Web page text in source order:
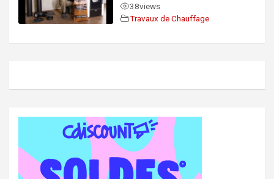
38views
Travaux de Chauffage